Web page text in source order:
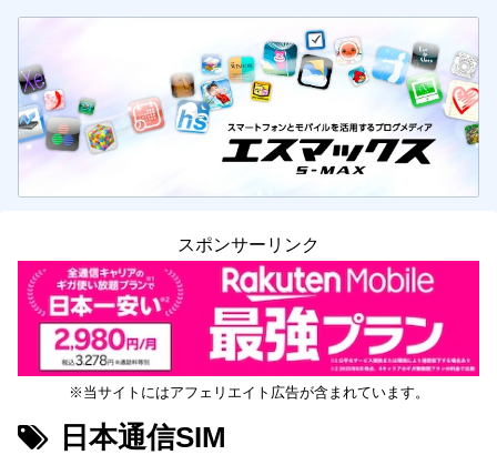
スポンサーリンク
※当サイトにはアフェリエイト広告が含まれています。
日本通信SIM